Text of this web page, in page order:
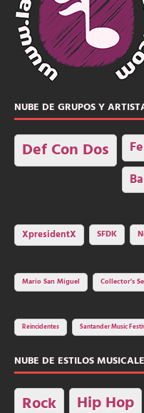
NUBE DE GRUPOS Y
Def Con Dos
XpresidentX SFDK
Mario San Miguel
Collector's
Reincidentes Santander Music
NUBE DE ESTILOS
Rock Hip Hop